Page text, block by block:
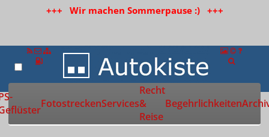
+++ Wir machen Sommerpause :) +++
Zur Startseite
FotostreckenServices
Recht
&
Reise
Begehrlichkeiten